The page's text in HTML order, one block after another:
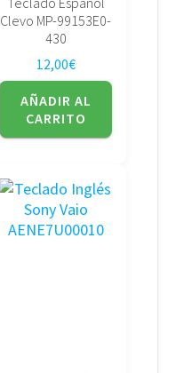
Clevo MP-99153E0-
430
12,00€
AÑADIR AL
CARRITO